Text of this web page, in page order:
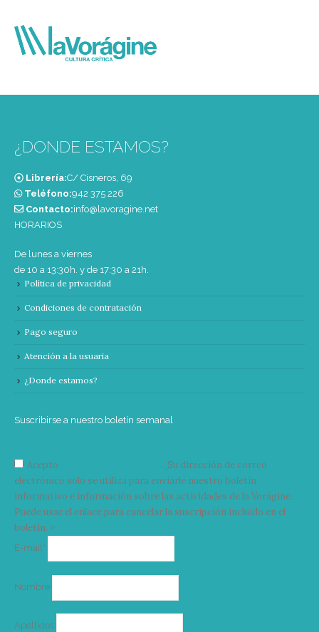
¿DONDE ESTAMOS?
Librería:C/ Cisneros, 69
Teléfono:‭942 375 226‬
Contacto:info@lavoragine.net
HORARIOS
De lunes a viernes
de 10 a 13:30h. y de 17:30 a 21h.
Política de privacidad
Condiciones de contratación
Pago seguro
Atención a la usuaria
¿Donde estamos?
Suscribirse a nuestro boletín semanal
Acepto
Su dirección de correo
electrónico solo se utiliza para enviarle nuestro boletín
informativo e información sobre las actividades de la Vorágine.
Puede usar el enlace para cancelar la suscripción incluido en el
boletín. >
E-mail*
Nombre
Apellidos